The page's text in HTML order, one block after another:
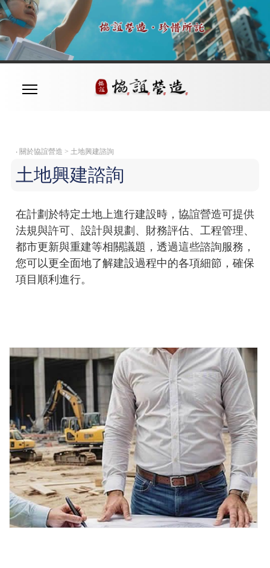
‧關於協誼營造 > 土地興建諮詢
土地興建諮詢
在計劃於特定土地上進行建設時，協誼營造可提供
法規與許可、設計與規劃、財務評估、工程管理、
都市更新與重建等相關議題，透過這些諮詢服務，
您可以更全面地了解建設過程中的各項細節，確保
項目順利進行。